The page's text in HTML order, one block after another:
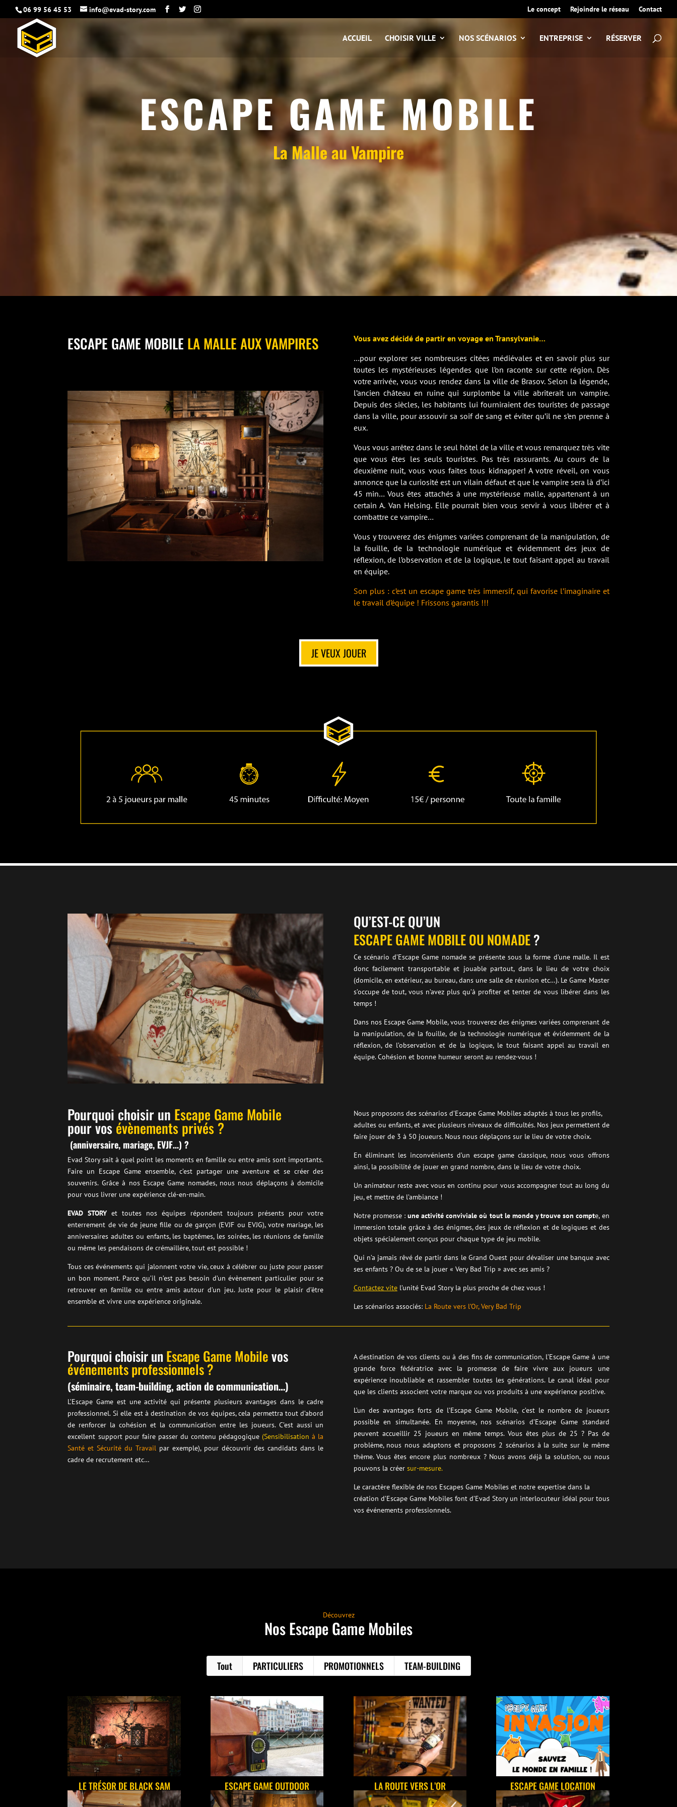
06 99 56 45 53 info@evad-story.com Le concept Rejoindre le réseau Contact
ACCUEIL CHOISIR VILLE NOS SCÉNARIOS ENTREPRISE RÉSERVER
ESCAPE GAME MOBILE
La Malle au Vampire
ESCAPE GAME MOBILE LA MALLE AUX VAMPIRES
Vous avez décidé de partir en voyage en Transylvanie…
…pour explorer ses nombreuses citées médiévales et en savoir plus sur
toutes les mystérieuses légendes que l’on raconte sur cette région. Dès
votre arrivée, vous vous rendez dans la ville de Brasov. Selon la légende,
l’ancien château en ruine qui surplombe la ville abriterait un vampire.
Depuis des siècles, les habitants lui fourniraient des touristes de passage
dans la ville, pour assouvir sa soif de sang et éviter qu’il ne s’en prenne à
eux.
Vous vous arrêtez dans le seul hôtel de la ville et vous remarquez très vite
que vous êtes les seuls touristes. Pas très rassurants. Au cours de la
deuxième nuit, vous vous faites tous kidnapper! A votre réveil, on vous
annonce que la curiosité est un vilain défaut et que le vampire sera là d’ici
45 min… Vous êtes attachés à une mystérieuse malle, appartenant à un
certain A. Van Helsing. Elle pourrait bien vous servir à vous libérer et à
combattre ce vampire…
Vous y trouverez des énigmes variées comprenant de la manipulation, de
la fouille, de la technologie numérique et évidemment des jeux de
réflexion, de l’observation et de la logique, le tout faisant appel au travail
en équipe.
Son plus : c’est un escape game très immersif, qui favorise l’imaginaire et
le travail d’équipe ! Frissons garantis !!!
JE VEUX JOUER
QU’EST-CE QU’UN
ESCAPE GAME MOBILE OU NOMADE?
Ce scénario d’Escape Game nomade se présente sous la forme d’une malle. Il est
donc facilement transportable et jouable partout, dans le lieu de votre choix
(domicile, en extérieur, au bureau, dans une salle de réunion etc…). Le Game Master
s’occupe de tout, vous n’avez plus qu’à profiter et tenter de vous libérer dans les
temps !
Dans nos Escape Game Mobile, vous trouverez des énigmes variées comprenant de
la manipulation, de la fouille, de la technologie numérique et évidemment de la
réflexion, de l’observation et de la logique, le tout faisant appel au travail en
équipe. Cohésion et bonne humeur seront au rendez-vous !
Pourquoi choisir un Escape Game Mobile
pourvos évènements privés ?
(anniversaire, mariage, EVJF…) ?
Evad Story sait à quel point les moments en famille ou entre amis sont importants.
Faire un Escape Game ensemble, c’est partager une aventure et se créer des
souvenirs. Grâce à nos Escape Game nomades, nous nous déplaçons à domicile
pour vous livrer une expérience clé-en-main.
EVAD STORY et toutes nos équipes répondent toujours présents pour votre
enterrement de vie de jeune fille ou de garçon (EVJF ou EVJG), votre mariage, les
anniversaires adultes ou enfants, les baptêmes, les soirées, les réunions de famille
ou même les pendaisons de crémaillère, tout est possible !
Tous ces événements qui jalonnent votre vie, ceux à célébrer ou juste pour passer
un bon moment. Parce qu’il n’est pas besoin d’un évènement particulier pour se
retrouver en famille ou entre amis autour d’un jeu. Juste pour le plaisir d’être
ensemble et vivre une expérience originale.
Nous proposons des scénarios d’Escape Game Mobiles adaptés à tous les profils,
adultes ou enfants, et avec plusieurs niveaux de difficultés. Nos jeux permettent de
faire jouer de 3 à 50 joueurs. Nous nous déplaçons sur le lieu de votre choix.
En éliminant les inconvénients d’un escape game classique, nous vous offrons
ainsi, la possibilité de jouer en grand nombre, dans le lieu de votre choix.
Un animateur reste avec vous en continu pour vous accompagner tout au long du
jeu, et mettre de l’ambiance !
Notre promesse : une activité conviviale où tout le monde y trouve son compte, en
immersion totale grâce à des énigmes, des jeux de réflexion et de logiques et des
objets spécialement conçus pour chaque type de jeu mobile.
Qui n’a jamais rêvé de partir dans le Grand Ouest pour dévaliser une banque avec
ses enfants ? Ou de se la jouer « Very Bad Trip » avec ses amis ?
Contactezvitel’unité Evad Story la plus proche de chez vous !
Les scénarios associés: La Route vers l’Or, Very Bad Trip
Pourquoi choisirun Escape Game Mobilevos
événements professionnels?
(séminaire, team-building, action de communication…)
L’Escape Game est une activité qui présente plusieurs avantages dans le cadre
professionnel. Si elle est à destination de vos équipes, cela permettra tout d’abord
de renforcer la cohésion et la communication entre les joueurs. C’est aussi un
excellent support pour faire passer du contenu pédagogique(Sensibilisation à la
Santé et Sécurité du Travail par exemple), pour découvrir des candidats dans le
cadre de recrutement etc…
A destination de vos clients ou à des fins de communication, l’Escape Game à une
grande force fédératrice avec la promesse de faire vivre aux joueurs une
expérience inoubliable et rassembler toutes les générations. Le canal idéal pour
que les clients associent votre marque ou vos produits à une expérience positive.
L’un des avantages forts de l’Escape Game Mobile, c’est le nombre de joueurs
possible en simultanée. En moyenne, nos scénarios d’Escape Game standard
peuvent accueillir 25 joueurs en même temps. Vous êtes plus de 25 ? Pas de
problème, nous nous adaptons et proposons 2 scénarios à la suite sur le même
thème. Vous êtes encore plus nombreux ? Nous avons déjà la solution, ou nous
pouvons la créer sur-mesure.
Le caractère flexible de nos Escapes Game Mobiles et notre expertise dans la
création d’Escape Game Mobiles font d’Evad Story un interlocuteur idéal pour tous
vos événements professionnels.
Découvrez
Nos Escape Game Mobiles
Tout PARTICULIERS PROMOTIONNELS TEAM-BUILDING
LE TRÉSOR DE BLACK SAM ESCAPE GAME OUTDOOR LA ROUTE VERS L’OR ESCAPE GAME LOCATION